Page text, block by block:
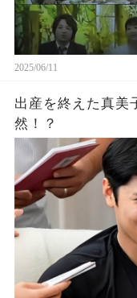
2025/06/11
出産を終えた真美
然！？